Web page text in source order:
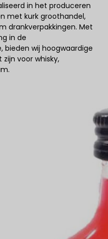
in het produceren
met kurk groothandel,
drankverpakkingen. Met
in de
bieden wij hoogwaardige
voor whisky,